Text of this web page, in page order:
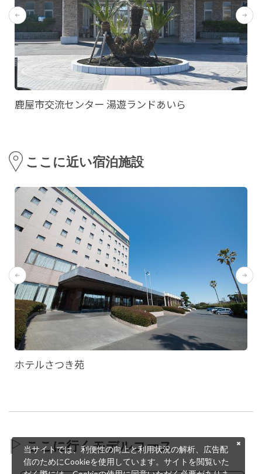
鹿屋市交流センター 湯遊ランドあいら
ここに近い宿泊施設
ホテルさつき苑
ここに行くモデルコース
当サイトでは、利便性の向上と利用状況の解析、広告配
信のためにCookieを使用しています。サイトを閲覧いた